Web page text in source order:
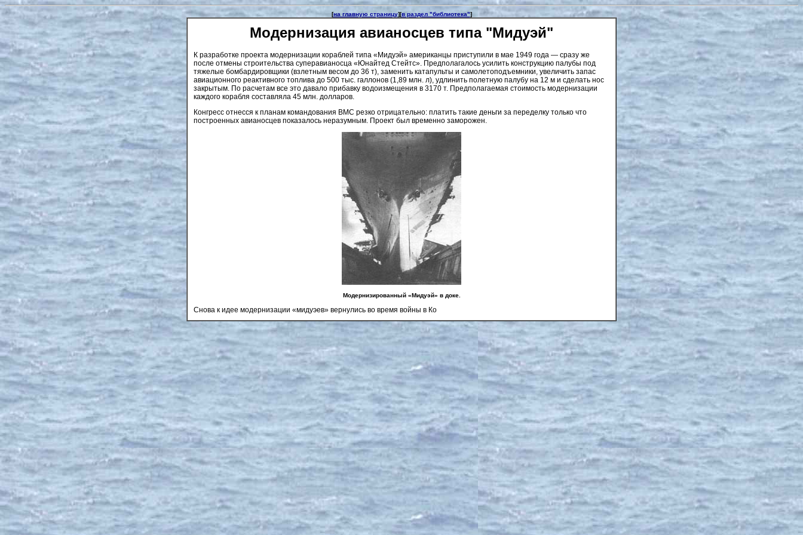
[на главную страницу][в раздел "библиотека"]
Модернизация авианосцев типа "Мидуэй"
К разработке проекта модернизации кораблей типа «Мидуэй» американцы приступили в мае 1949 года — сразу же
после отмены строительства суперавианосца «Юнайтед Стейтс». Предполагалось усилить конструкцию палубы под
тяжелые бомбардировщики (взлетным весом до 36 т), заменить катапульты и самолетоподъемники, увеличить запас
авиационного реактивного топлива до 500 тыс. галлонов (1,89 млн. л), удлинить полетную палубу на 12 м и сделать нос
закрытым. По расчетам все это давало прибавку водоизмещения в 3170 т. Предполагаемая стоимость модернизации
каждого корабля составляла 45 млн. долларов.
Конгресс отнесся к планам командования ВМС резко отрицательно: платить такие деньги за переделку только что
построенных авианосцев показалось неразумным. Проект был временно заморожен.
Модернизированный «Мидуэй» в доке.
Снова к идее модернизации «мидуэев» вернулись во время войны в Ко